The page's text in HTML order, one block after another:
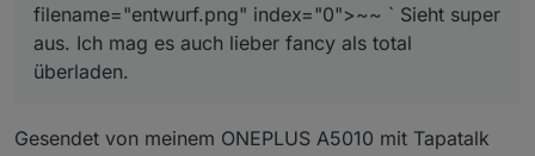
filename="entwurf.png" index="0">~~ ` Sieht super
aus. Ich mag es auch lieber fancy als total
überladen.
Gesendet von meinem ONEPLUS A5010 mit Tapatalk